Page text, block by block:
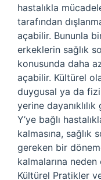
hastalıkla
tarafından
açabilir. Bununla
erkeklerin sağlık
konusunda daha
açabilir. Kültürel
duygusal ya da
yerine
Y’ye bağlı
kalmasına, sağlık
gereken bir
kalmalarına neden
Kültürel Pratikler